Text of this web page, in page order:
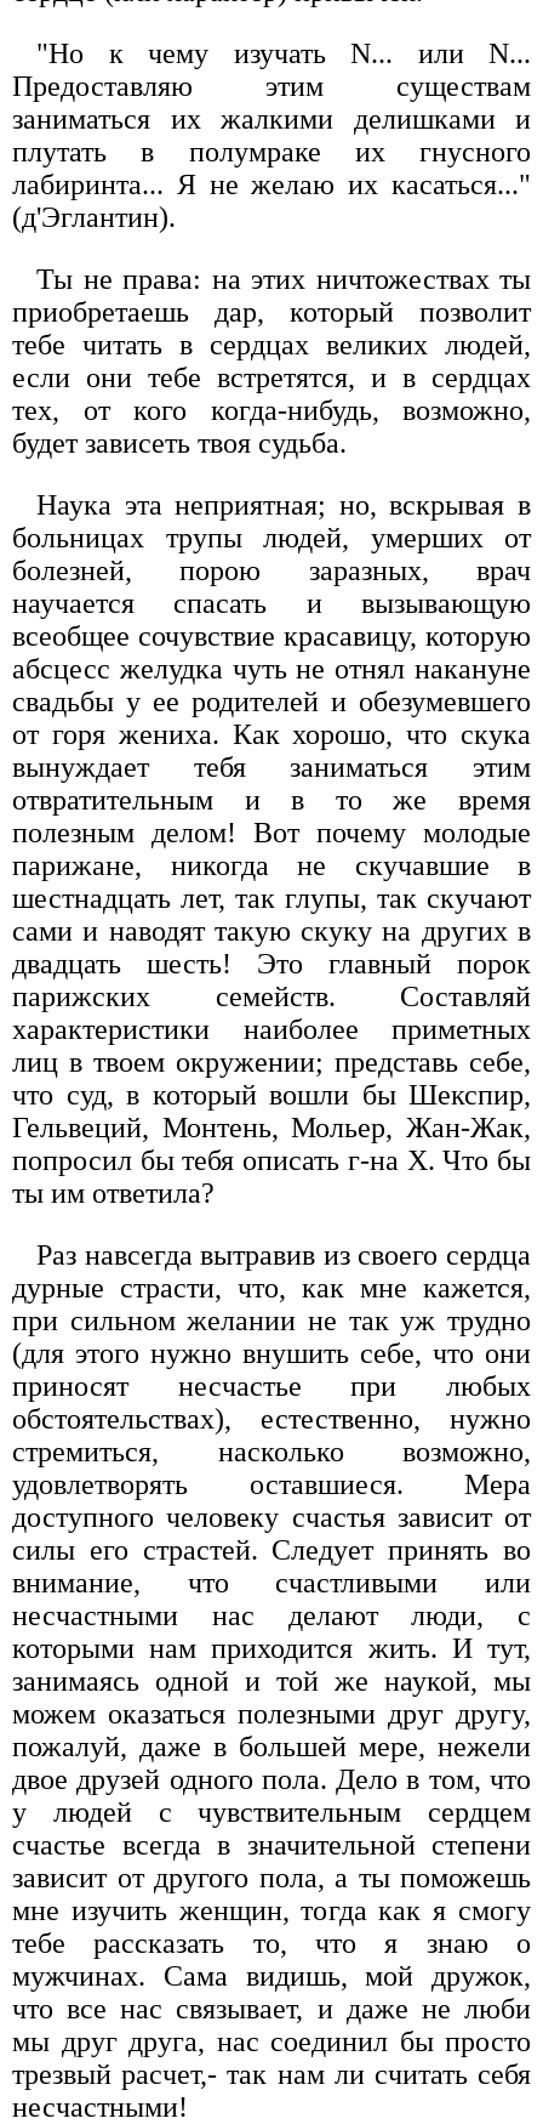
"Но к чему изучать N... или N...
Предоставляю этим существам
заниматься их жалкими делишками и
плутать в полумраке их гнусного
лабиринта... Я не желаю их касаться..."
(д'Эглантин).
Ты не права: на этих ничтожествах ты
приобретаешь дар, который позволит
тебе читать в сердцах великих людей,
если они тебе встретятся, и в сердцах
тех, от кого когда-нибудь, возможно,
будет зависеть твоя судьба.
Наука эта неприятная; но, вскрывая в
больницах трупы людей, умерших от
болезней, порою заразных, врач
научается спасать и вызывающую
всеобщее сочувствие красавицу, которую
абсцесс желудка чуть не отнял накануне
свадьбы у ее родителей и обезумевшего
от горя жениха. Как хорошо, что скука
вынуждает тебя заниматься этим
отвратительным и в то же время
полезным делом! Вот почему молодые
парижане, никогда не скучавшие в
шестнадцать лет, так глупы, так скучают
сами и наводят такую скуку на других в
двадцать шесть! Это главный порок
парижских семейств. Составляй
характеристики наиболее приметных
лиц в твоем окружении; представь себе,
что суд, в который вошли бы Шекспир,
Гельвеций, Монтень, Мольер, Жан-Жак,
попросил бы тебя описать г-на X. Что бы
ты им ответила?
Раз навсегда вытравив из своего сердца
дурные страсти, что, как мне кажется,
при сильном желании не так уж трудно
(для этого нужно внушить себе, что они
приносят несчастье при любых
обстоятельствах), естественно, нужно
стремиться, насколько возможно,
удовлетворять оставшиеся. Мера
доступного человеку счастья зависит от
силы его страстей. Следует принять во
внимание, что счастливыми или
несчастными нас делают люди, с
которыми нам приходится жить. И тут,
занимаясь одной и той же наукой, мы
можем оказаться полезными друг другу,
пожалуй, даже в большей мере, нежели
двое друзей одного пола. Дело в том, что
у людей с чувствительным сердцем
счастье всегда в значительной степени
зависит от другого пола, а ты поможешь
мне изучить женщин, тогда как я смогу
тебе рассказать то, что я знаю о
мужчинах. Сама видишь, мой дружок,
что все нас связывает, и даже не люби
мы друг друга, нас соединил бы просто
трезвый расчет,- так нам ли считать себя
несчастными!